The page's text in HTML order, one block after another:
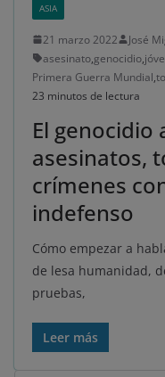
ASIA
21 marzo 2022
José
asesinato,genocidio,
Primera Guerra Mundial,
23 minutos de lectura
El genocidio
asesinatos,
crímenes
indefenso
Cómo empezar a
de lesa humanidad,
pruebas,
Leer más